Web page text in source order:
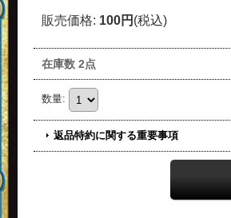
販売価格: 100円 (税込)
在庫数 2点
数量:
返品特約に関する重要事項